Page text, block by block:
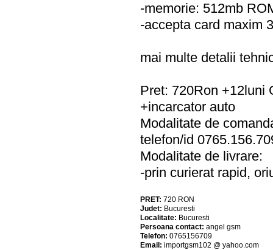
-memorie: 512mb
-accepta card maxim
mai multe detalii
Pret: 720Ron +12luni
+incarcator auto
Modalitate de
telefon/id
Modalitate de livrare:
-prin curierat rapid,
PRET: 720 RON
Judet: Bucuresti
Localitate: Bucuresti
Persoana contact: angel gsm
Telefon: 0765156709
Email: importgsm102 @ yahoo.com